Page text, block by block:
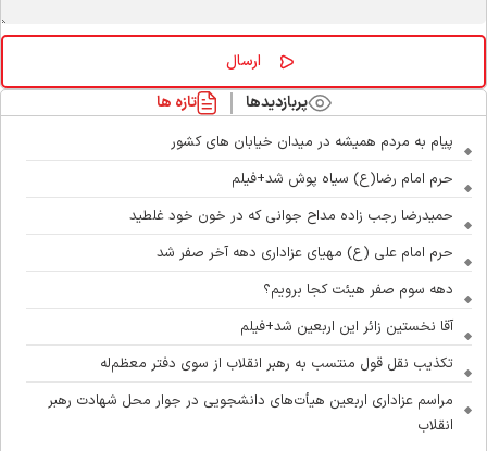
پربازدیدها تازه ها
پیام به مردم همیشه در میدان خیابان های کشور
حرم امام رضا(ع) سیاه پوش شد+فیلم
حمیدرضا رجب زاده مداح جوانی که در خون خود غلطید
حرم امام علی (ع) مهیای عزاداری دهه آخر صفر شد
دهه سوم صفر هیئت کجا برویم؟
آقا نخستین زائر این اربعین شد+فیلم
تکذیب نقل قول منتسب به رهبر انقلاب از سوی دفتر معظم‌له
مراسم عزاداری اربعین هیأت‌های دانشجویی در جوار محل شهادت رهبر
انقلاب